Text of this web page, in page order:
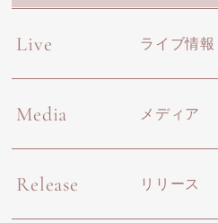
Live ライブ情報
Media メディア
Release リリース